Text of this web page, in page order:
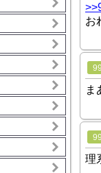
お
ま
理